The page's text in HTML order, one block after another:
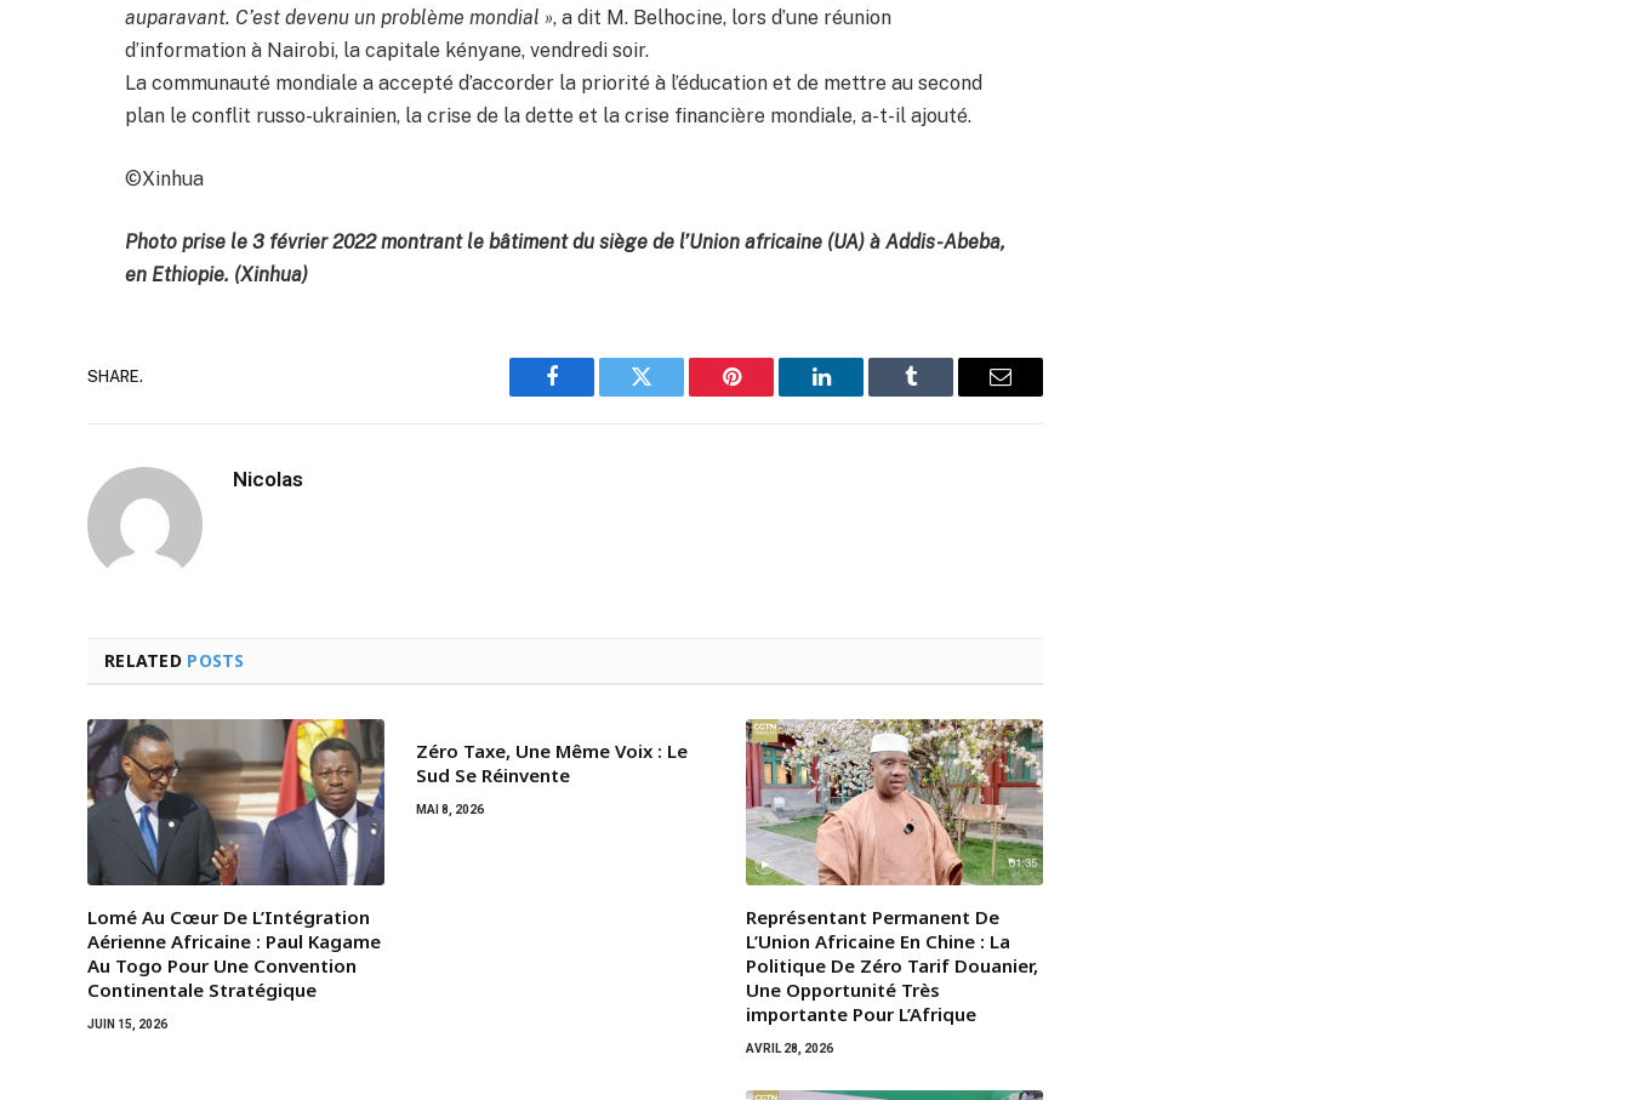
auparavant. C’est devenu un problème mondial », a dit M. Belhocine, lors d’une réunion
d’information à Nairobi, la capitale kényane, vendredi soir.
La communauté mondiale a accepté d’accorder la priorité à l’éducation et de mettre au second
plan le conflit russo-ukrainien, la crise de la dette et la crise financière mondiale, a-t-il ajouté.
©Xinhua
Photo prise le 3 février 2022 montrant le bâtiment du siège de l’Union africaine (UA) à Addis-Abeba,
en Ethiopie. (Xinhua)
SHARE.
Facebook Twitter Pinterest LinkedIn Tumblr Email
Nicolas
RELATED POSTS
Lomé Au Cœur De L’Intégration
Aérienne Africaine : Paul Kagame
Au Togo Pour Une Convention
Continentale Stratégique
JUIN 15, 2026
Zéro Taxe, Une Même Voix : Le
Sud Se Réinvente
MAI 8, 2026
Représentant Permanent De
L’Union Africaine En Chine : La
Politique De Zéro Tarif Douanier,
Une Opportunité Très
importante Pour L’Afrique
AVRIL 28, 2026